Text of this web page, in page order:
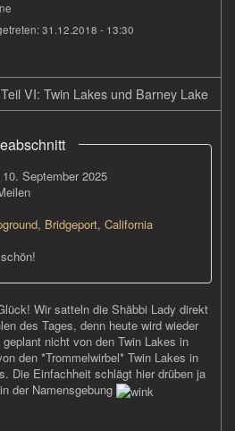
31.12.2018 - 13:30
VI: Twin Lakes und Barney Lake
September 2025
Bridgeport, California
Wir satteln die Shäbbi Lady direkt
des Tages, denn heute wird wieder
nicht von den Twin Lakes in
den *Trommelwirbel* Twin Lakes in
Die Einfachheit schlägt hier drüben ja
der Namensgebung